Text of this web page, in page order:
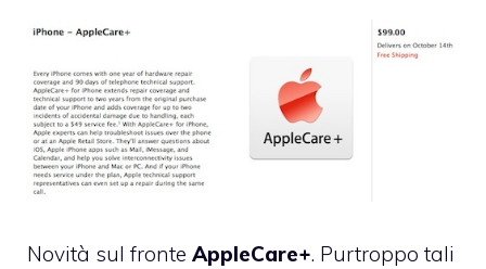
Novità sul fronte AppleCare+. Purtroppo tali